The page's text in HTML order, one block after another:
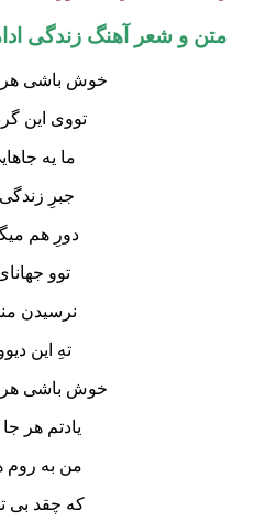
متن و شعر آهنگ زندگی
خوش باشی هر
تووی این
ما یه
جبرِ
دورِ هم
توو
نرسیدن
تهِ این
خوش باشی هر
یادتم هر
من به روم
که چقد بی